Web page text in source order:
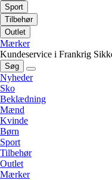
Sport
Tilbehør
Outlet
Mærker
Kundeservice i Frankrig
Søg
Nyheder
Sko
Beklædning
Mænd
Kvinde
Børn
Sport
Tilbehør
Outlet
Mærker